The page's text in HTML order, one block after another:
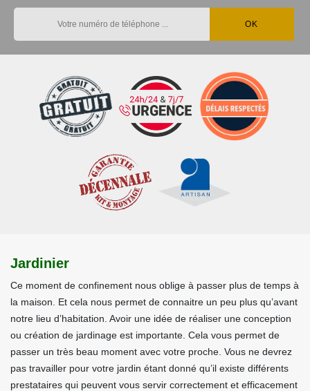
Jardinier
Ce moment de confinement nous oblige à passer plus de temps à
la maison. Et cela nous permet de connaitre un peu plus qu’avant
notre lieu d’habitation. Avoir une idée de réaliser une conception
ou création de jardinage est importante. Cela vous permet de
passer un très beau moment avec votre proche. Vous ne devrez
pas travailler pour votre jardin étant donné qu’il existe différents
prestataires qui peuvent vous servir correctement et efficacement